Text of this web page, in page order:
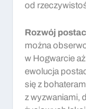
od
Rozwój
można
w Hogwarcie
ewolucja
się z
z wyzwaniami,